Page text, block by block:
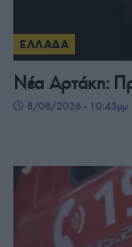
ΕΛΛΑΔΑ
Νέα Αρτάκη:
8/08/2026 - 10:45μμ